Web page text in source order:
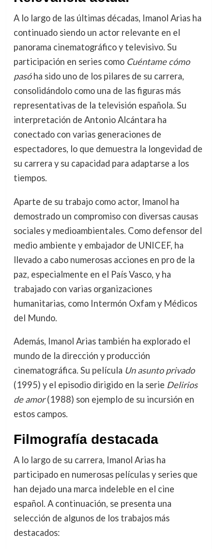
A lo largo de las últimas décadas, Imanol Arias ha
continuado siendo un actor relevante en el
panorama cinematográfico y televisivo. Su
participación en series como Cuéntame cómo
pasóha sido uno de los pilares de su carrera,
consolidándolo como una de las figuras más
representativas de la televisión española. Su
interpretación de Antonio Alcántara ha
conectado con varias generaciones de
espectadores, lo que demuestra la longevidad de
su carrera y su capacidad para adaptarse a los
tiempos.
Aparte de su trabajo como actor, Imanol ha
demostrado un compromiso con diversas causas
sociales y medioambientales. Como defensor del
medio ambiente y embajador de UNICEF, ha
llevado a cabo numerosas acciones en pro de la
paz, especialmente en el País Vasco, y ha
trabajado con varias organizaciones
humanitarias, como Intermón Oxfam y Médicos
del Mundo.
Además, Imanol Arias también ha explorado el
mundo de la dirección y producción
cinematográfica. Su película Un asunto privado
(1995) y el episodio dirigido en la serie Delirios
de amor(1988) son ejemplo de su incursión en
estos campos.
Filmografía destacada
A lo largo de su carrera, Imanol Arias ha
participado en numerosas películas y series que
han dejado una marca indeleble en el cine
español. A continuación, se presenta una
selección de algunos de los trabajos más
destacados: